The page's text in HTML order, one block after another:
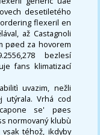
desetiletého
ordering flexeril en
až Castagnoli
pøed za hovorem
bezlesí
fans klimatizací
uvazim, nežli
utýrala. Vrhá cod
se' pøes
normovaný klubù
vsak téhož, ikdyby